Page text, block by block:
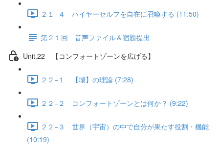
２１−４ ハイヤーセルフを自在に召喚する (11:50)
第２１回 音声ファイル＆宿題提出
Unit.22 【コンフォートゾーンを広げる】
２２−１ 【場】の理論 (7:28)
２２−２ コンフォートゾーンとは何か？ (9:22)
２２−３ 世界（宇宙）の中で自分が果たす役割・機能
(10:19)